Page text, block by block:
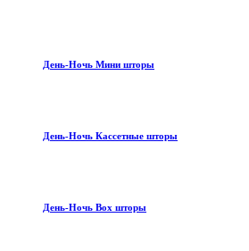
День-Ночь Мини шторы
День-Ночь Кассетные шторы
День-Ночь Box шторы